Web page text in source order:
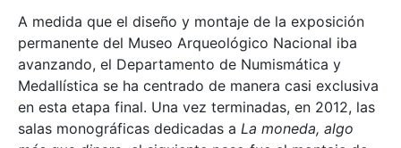
A medida que el diseño y montaje de la exposición
permanente del Museo Arqueológico Nacional iba
avanzando, el Departamento de Numismática y
Medallística se ha centrado de manera casi exclusiva
en esta etapa final. Una vez terminadas, en 2012, las
salas monográficas dedicadas a La moneda, algo